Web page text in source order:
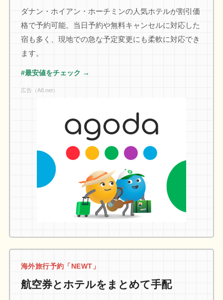
ダナン・ホイアン・ホーチミンの人気ホテルが割引価
格で予約可能。当日予約や無料キャンセルに対応した
宿も多く、現地での急な予定変更にも柔軟に対応でき
ます。
#最安値をチェック →
広告（A8.net）
海外旅行予約「NEWT」
航空券とホテルをまとめて手配